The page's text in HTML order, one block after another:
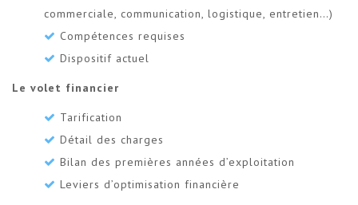
commerciale, communication, logistique, entretien…)
Compétences requises
Dispositif actuel
Le volet financier
Tarification
Détail des charges
Bilan des premières années d’exploitation
Leviers d’optimisation financière